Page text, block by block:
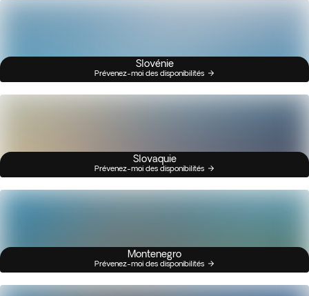
Slovénie
Prévenez-moi des disponibilités
Slovaquie
Prévenez-moi des disponibilités
Montenegro
Prévenez-moi des disponibilités